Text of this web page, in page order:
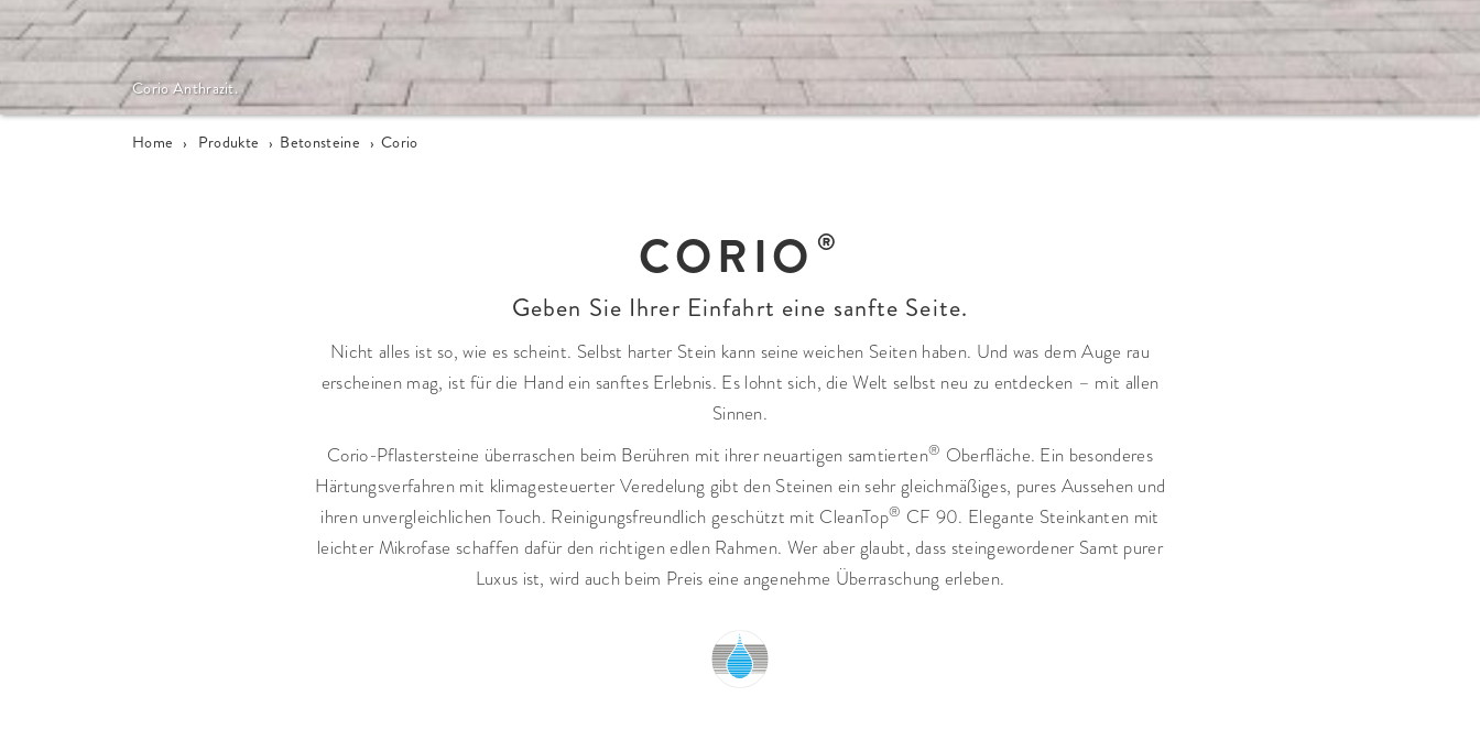
Corio Anthrazit.
Home › Produkte › Betonsteine › Corio
CORIO
Geben Sie Ihrer Einfahrt eine sanfte Seite.
Nicht alles ist so, wie es scheint. Selbst harter Stein kann seine weichen Seiten haben. Und was dem Auge rau
erscheinen mag, ist für die Hand ein sanftes Erlebnis. Es lohnt sich, die Welt selbst neu zu entdecken – mit allen
Sinnen.
Corio-Pflastersteine überraschen beim Berühren mit ihrer neuartigen samtierten® Oberfläche. Ein besonderes
Härtungsverfahren mit klimagesteuerter Veredelung gibt den Steinen ein sehr gleichmäßiges, pures Aussehen und
ihren unvergleichlichen Touch. Reinigungsfreundlich geschützt mit CleanTop® CF 90. Elegante Steinkanten mit
leichter Mikrofase schaffen dafür den richtigen edlen Rahmen. Wer aber glaubt, dass steingewordener Samt purer
Luxus ist, wird auch beim Preis eine angenehme Überraschung erleben.